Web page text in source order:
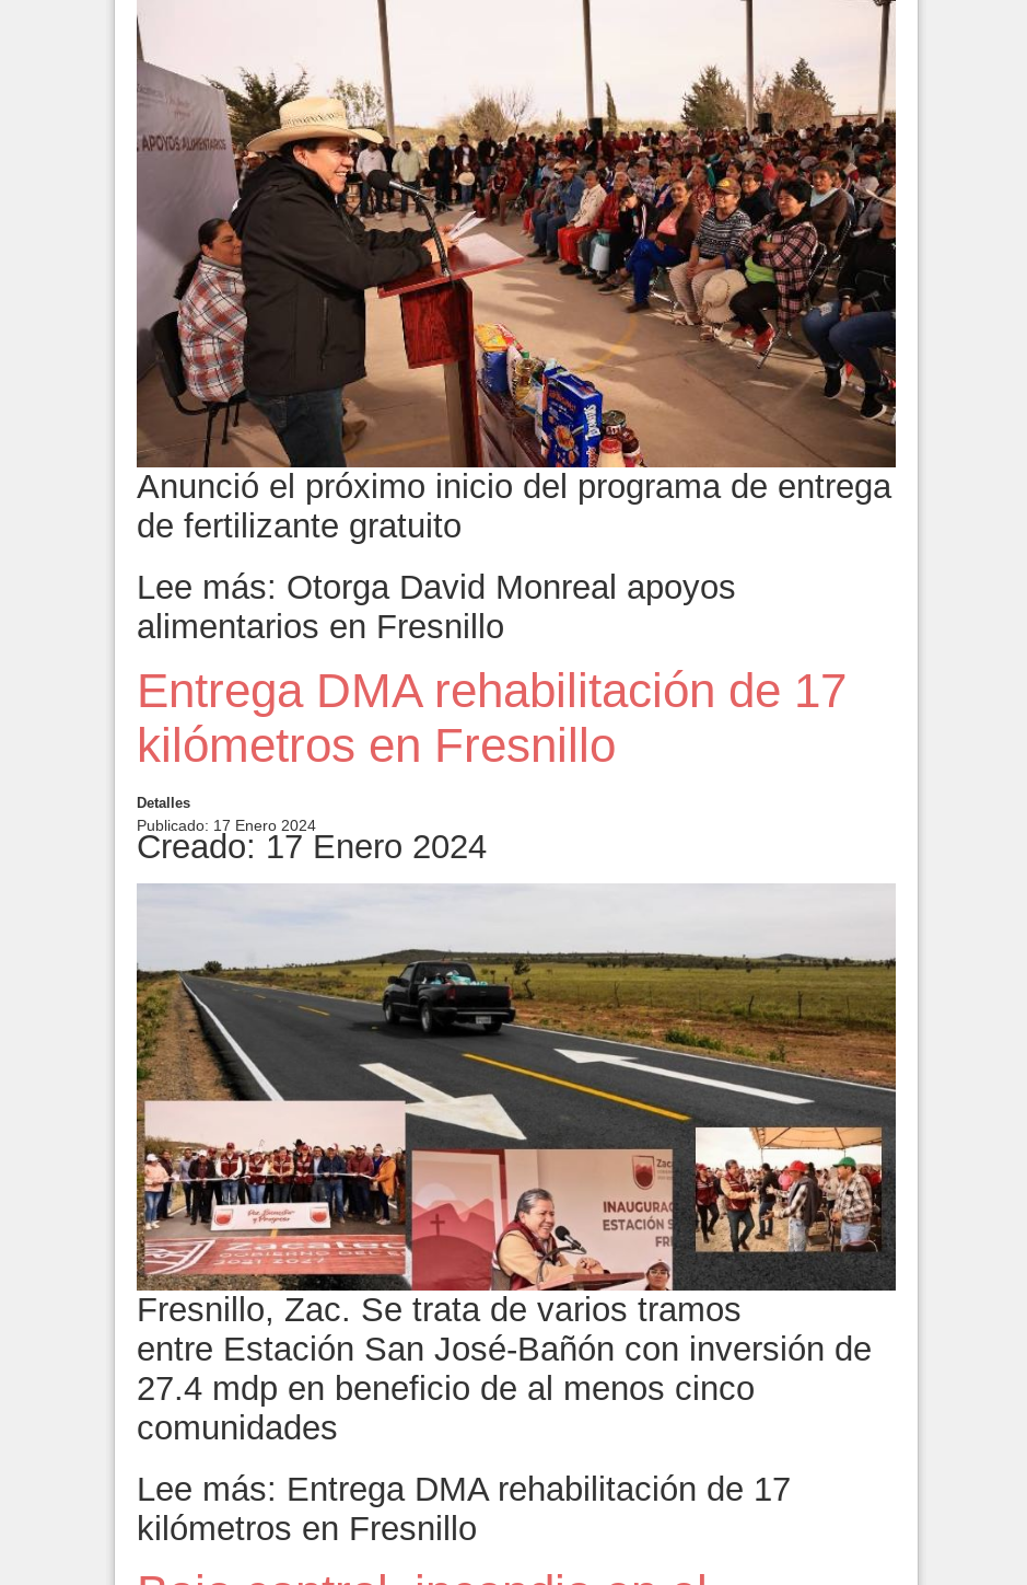
Anunció el próximo inicio del programa de entrega
de fertilizante gratuito
Lee más: Otorga David Monreal apoyos
alimentarios en Fresnillo
Entrega DMA rehabilitación de 17
kilómetros en Fresnillo
Detalles
Publicado: 17 Enero 2024
Creado: 17 Enero 2024
Fresnillo, Zac. Se trata de varios tramos
entre Estación San José-Bañón con inversión de
27.4 mdp en beneficio de al menos cinco
comunidades
Lee más: Entrega DMA rehabilitación de 17
kilómetros en Fresnillo